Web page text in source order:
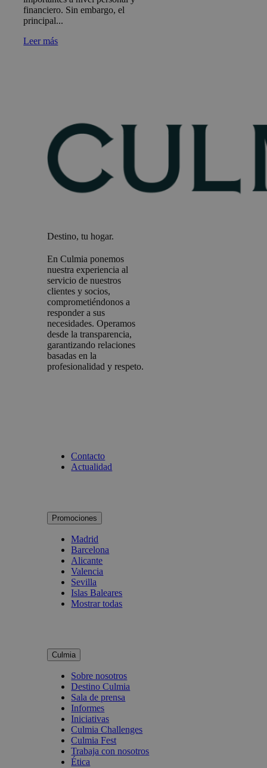
financiero. Sin embargo, el
principal...
Leer más
Destino, tu hogar.
En Culmia ponemos
nuestra experiencia al
servicio de nuestros
clientes y socios,
comprometiéndonos a
responder a sus
necesidades. Operamos
desde la transparencia,
garantizando relaciones
basadas en la
profesionalidad y respeto.
Contacto
Actualidad
Promociones
Madrid
Barcelona
Alicante
Valencia
Sevilla
Islas Baleares
Mostrar todas
Culmia
Sobre nosotros
Destino Culmia
Sala de prensa
Informes
Iniciativas
Culmia Challenges
Culmia Fest
Trabaja con nosotros
Ética